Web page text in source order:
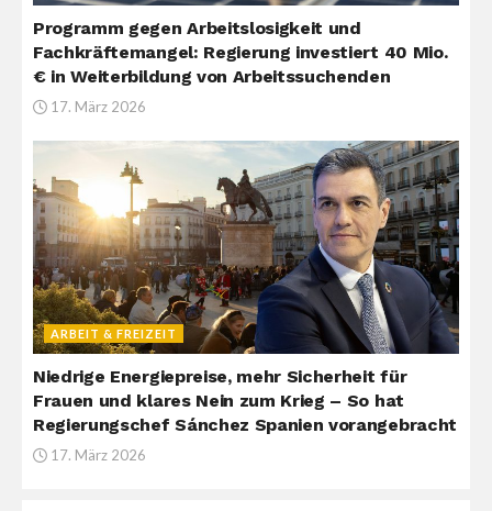
Programm gegen Arbeitslosigkeit und
Fachkräftemangel: Regierung investiert 40 Mio.
€ in Weiterbildung von Arbeitssuchenden
17. März 2026
ARBEIT & FREIZEIT
Niedrige Energiepreise, mehr Sicherheit für
Frauen und klares Nein zum Krieg – So hat
Regierungschef Sánchez Spanien vorangebracht
17. März 2026